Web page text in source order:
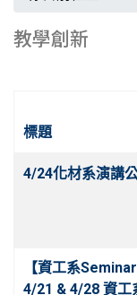
教學創新
標題
4/24化材系演講
【資工系
4/21 & 4/28 資工